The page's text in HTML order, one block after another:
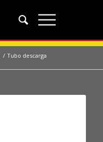
/ Tubo descarga